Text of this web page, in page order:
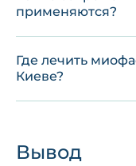
применяются?
Где лечить
Киеве?
Вывод